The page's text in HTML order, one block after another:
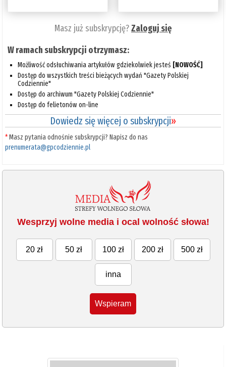
Masz już subskrypcję?Zaloguj się
W ramach subskrypcji otrzymasz:
Możliwość odsłuchiwania artykułów gdziekolwiek jesteś [NOWOŚĆ]
Dostęp do wszystkich treści bieżących wydań "Gazety Polskiej
Codziennie"
Dostęp do archiwum "Gazety Polskiej Codziennie"
Dostęp do felietonów on-line
Dowiedz się więcej o subskrypcji»
*Masz pytania odnośnie subskrypcji? Napisz do nas
prenumerata@gpcodziennie.pl
Wesprzyj wolne media i ocal wolność słowa!
20 zł 50 zł 100 zł 200 zł 500 zł
inna
Wspieram